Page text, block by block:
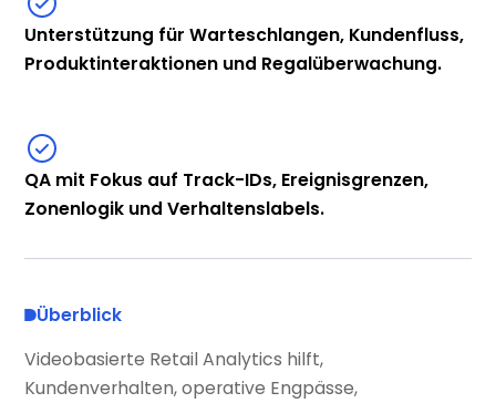
Unterstützung für Warteschlangen, Kundenfluss,
Produktinteraktionen und Regalüberwachung.
QA mit Fokus auf Track-IDs, Ereignisgrenzen,
Zonenlogik und Verhaltenslabels.
Überblick
Videobasierte Retail Analytics hilft,
Kundenverhalten, operative Engpässe,